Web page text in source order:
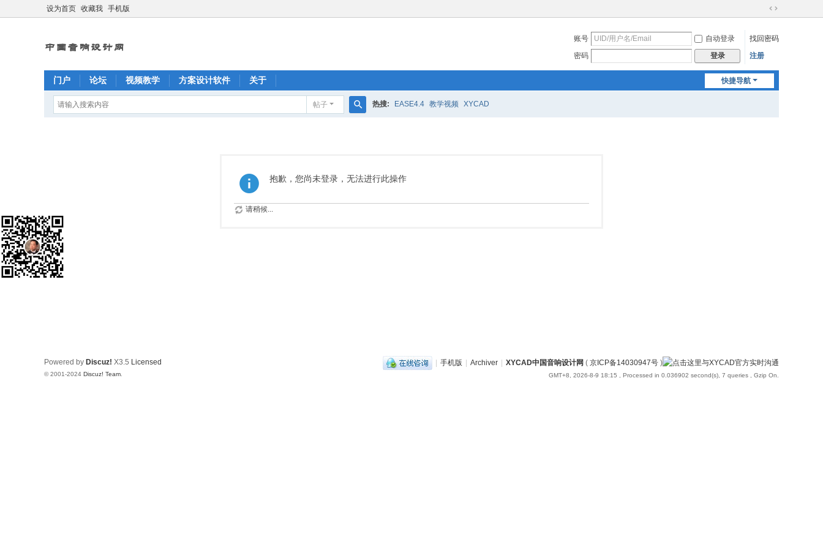
设为首页 收藏我 手机版
切
到
账号 自动登录
找回密码
密码
登录 注册
快捷导航
门户 论坛 视频教学 方案设计软件 关于
帖子 热搜: EASE4.4 教学视频 XYCAD
抱歉，您尚未登录，无法进行此操作
请稍候...
| 手机版 | Archiver | XYCAD中国音响设计网 ( 京ICP备14030947号 )
GMT+8, 2026-8-9 18:15 , Processed in 0.036902 second(s), 7 queries , Gzip On.
Powered by Discuz! X3.5 Licensed
© 2001-2024 Discuz! Team